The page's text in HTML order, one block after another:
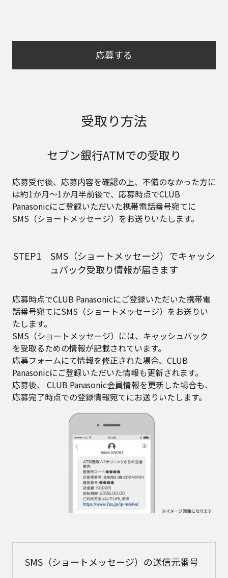
応募する
受取り方法
セブン銀行ATMでの受取り
応募受付後、応募内容を確認の上、不備のなかった方に
は約1か月～1か月半前後で、応募時点でCLUB
Panasonicにご登録いただいた携帯電話番号宛てに
SMS（ショートメッセージ）をお送りいたします。​
STEP1 SMS（ショートメッセージ）でキャッシ
ュバック受取り情報が届きます
応募時点でCLUB Panasonicにご登録いただいた携帯電
話番号宛てにSMS（ショートメッセージ）をお送りい
たします。
SMS（ショートメッセージ）には、キャッシュバック
を受取るための情報が記載されています。
応募フォームにて情報を修正された場合、CLUB
Panasonicにご登録いただいた情報も更新されます。
応募後、 CLUB Panasonic会員情報を更新した場合も、
応募完了時点での登録情報宛てにお送りいたします。
SMS（ショートメッセージ）の送信元番号